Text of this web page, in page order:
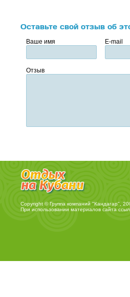
Оставьте свой отзыв об
Ваше имя E-mail
Отзыв
Copyright © Группа компаний "Кандагар",
При использовании материалов сайта